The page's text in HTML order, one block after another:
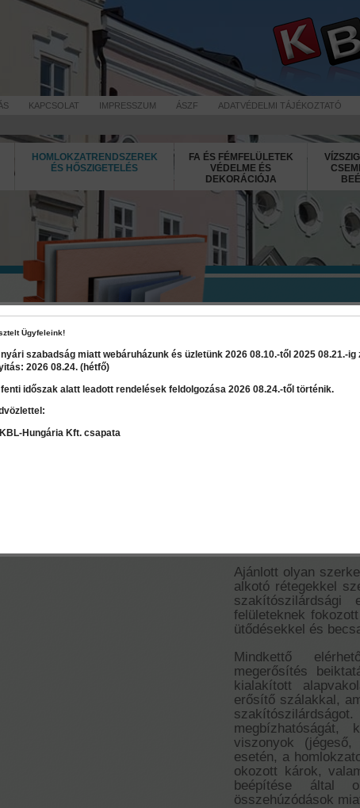
KAPCSOLAT IMPRESSZUM ÁSZF ADATVÉDELMI TÁJÉKOZTATÓ
HOMLOKZATRENDSZEREK
ÉS HŐSZIGETELÉS
FA ÉS FÉMFELÜLETEK
VÉDELME ÉS
DEKORÁCIÓJA
Jubizol
Egyedi
Ajánlott olyan
alkotó rétegekkel
szakítószilárdsági
felületeknek
ütődésekkel és
Mindkettő
megerősítés
kialakított
erősítő szálakkal,
megbízhatóságát,
viszonyok (jégeső,
esetén, a
okozott károk,
beépítése által
összehúzódások
Szaktanácsadás / Árajánlat
Ügyfeleink!
szabadság miatt webáruházunk és üzletünk 2026 08.10.-től 2025 08.21.-ig
2026 08.24. (hétfő)
időszak alatt leadott rendelések feldolgozása 2026 08.24.-től történik.
Hungária Kft. csapata